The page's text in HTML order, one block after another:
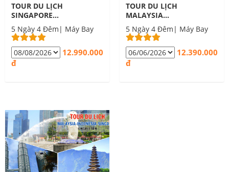
TOUR DU LỊCH
SINGAPORE
MALAYSIA 5 NGÀY 4
ĐÊM
5 Ngày 4 Đêm| Máy Bay
12.990.000
đ
TOUR DU LỊCH
MALAYSIA
SINGAPORE 5 NGÀY
4 ĐÊM
5 Ngày 4 Đêm| Máy Bay
12.390.000
đ